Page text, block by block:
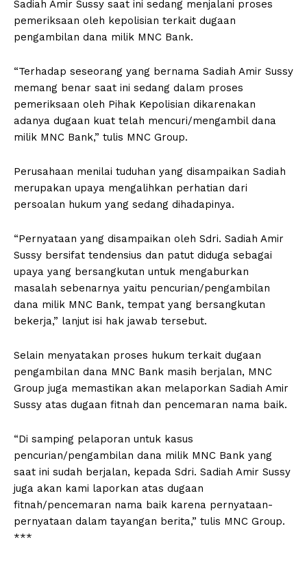
Sadiah Amir Sussy saat ini sedang menjalani proses
pemeriksaan oleh kepolisian terkait dugaan
pengambilan dana milik MNC Bank.
“Terhadap seseorang yang bernama Sadiah Amir Sussy
memang benar saat ini sedang dalam proses
pemeriksaan oleh Pihak Kepolisian dikarenakan
adanya dugaan kuat telah mencuri/mengambil dana
milik MNC Bank,” tulis MNC Group.
Perusahaan menilai tuduhan yang disampaikan Sadiah
merupakan upaya mengalihkan perhatian dari
persoalan hukum yang sedang dihadapinya.
“Pernyataan yang disampaikan oleh Sdri. Sadiah Amir
Sussy bersifat tendensius dan patut diduga sebagai
upaya yang bersangkutan untuk mengaburkan
masalah sebenarnya yaitu pencurian/pengambilan
dana milik MNC Bank, tempat yang bersangkutan
bekerja,” lanjut isi hak jawab tersebut.
Selain menyatakan proses hukum terkait dugaan
pengambilan dana MNC Bank masih berjalan, MNC
Group juga memastikan akan melaporkan Sadiah Amir
Sussy atas dugaan fitnah dan pencemaran nama baik.
“Di samping pelaporan untuk kasus
pencurian/pengambilan dana milik MNC Bank yang
saat ini sudah berjalan, kepada Sdri. Sadiah Amir Sussy
juga akan kami laporkan atas dugaan
fitnah/pencemaran nama baik karena pernyataan-
pernyataan dalam tayangan berita,” tulis MNC Group.
***